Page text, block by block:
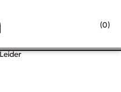
(0)
Κλείσιμο